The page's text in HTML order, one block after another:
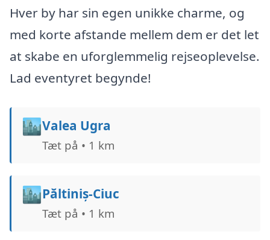
Hver by har sin egen unikke charme, og
med korte afstande mellem dem er det let
at skabe en uforglemmelig rejseoplevelse.
Lad eventyret begynde!
🏙️Valea Ugra
Tæt på • 1 km
🏙️Păltiniș-Ciuc
Tæt på • 1 km